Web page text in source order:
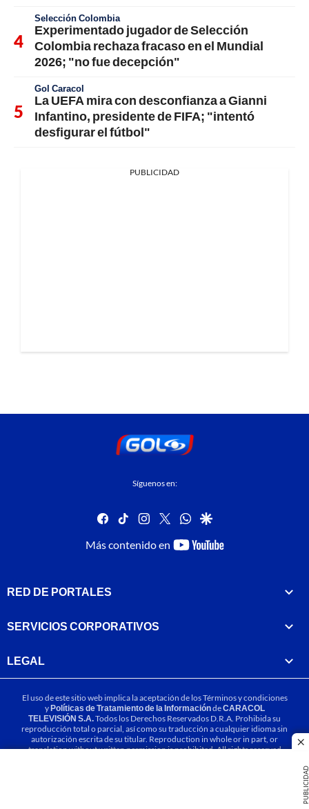
PUBLICIDAD
Selección Colombia
Experimentado jugador de Selección
Colombia rechaza fracaso en el Mundial
2026; "no fue decepción"
Gol Caracol
La UEFA mira con desconfianza a Gianni
Infantino, presidente de FIFA; "intentó
desfigurar el fútbol"
PUBLICIDAD
Síguenos en:
facebook
tiktok instagram
twitterwhatsapp
google
Más contenido en
youtube-
RED DE PORTALES
SERVICIOS CORPORATIVOS
LEGAL
El uso de este sitio web implica la aceptación de losTérminos y condiciones
yPolíticas de Tratamiento de la InformacióndeCARACOL
TELEVISIÓN S.A.Todos los Derechos Reservados D.R.A. Prohibida su
reproducción total o parcial, así como su traducción a cualquier idioma sin
autorización escrita de su titular. Reproduction in whole or in part, or
translation without written permission is prohibited. All rights reserved